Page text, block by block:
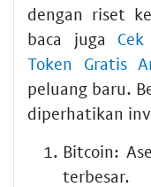
dengan riset
baca juga
Token Gratis
peluang baru.
diperhatikan
Bitcoin:
terbesar.